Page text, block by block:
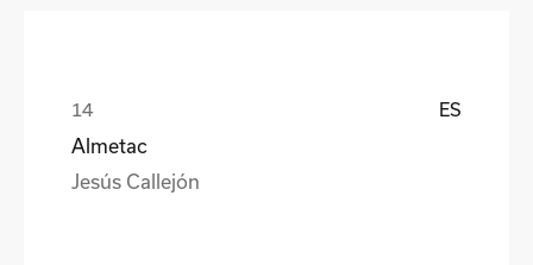
ES
Almetac
Jesús Callejón